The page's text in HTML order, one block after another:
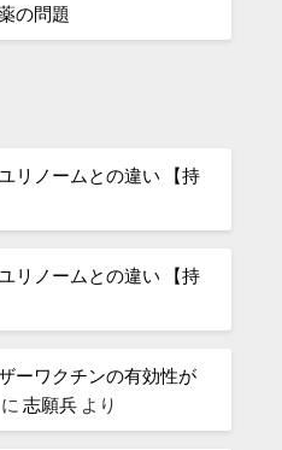
の問題
リノームとの違い 【持
リノームとの違い 【持
ーワクチンの有効性が
に志願兵 より